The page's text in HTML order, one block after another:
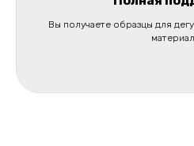
Вы получаете образцы для